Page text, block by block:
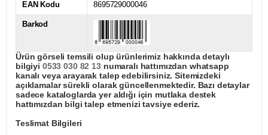
EAN Kodu 8695729000046
Barkod
Ürün görseli temsili olup ürünlerimiz hakkında detaylı
bilgiyi 0533 030 82 13numaralı hattımızdan whatsapp
kanalı veya arayarak talep edebilirsiniz. Sitemizdeki
açıklamalar sürekli olarak güncellenmektedir. Bazı detaylar
sadece kataloglarda yer aldığı için mutlaka destek
hattımızdan bilgi talep etmenizi tavsiye ederiz.
Teslimat Bilgileri